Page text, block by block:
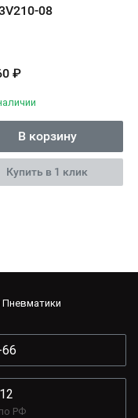
08
₽
В корзину
Купить в 1 клик
Пневматики
РФ